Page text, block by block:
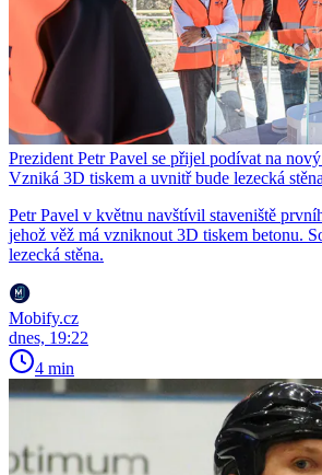
Prezident Petr Pavel se přijel podívat na
Vzniká 3D tiskem a uvnitř bude lezecká stěna
Petr Pavel v květnu navštívil staveniště
jehož věž má vzniknout 3D tiskem betonu.
lezecká stěna.
Mobify.cz
dnes, 19:22
4 min